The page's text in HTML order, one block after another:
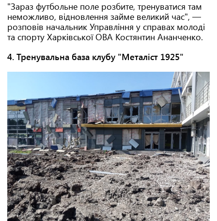
"Зараз футбольне поле розбите, тренуватися там
неможливо, відновлення займе великий час", —
розповів начальник Управління у справах молоді
та спорту Харківської ОВА Костянтин Ананченко.
4. Тренувальна база клубу "Металіст 1925"